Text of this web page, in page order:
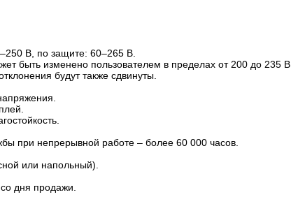
В, по защите: 60–265 В.
быть изменено пользователем в пределах от 200 до 235 В.
будут также сдвинуты.
при непрерывной работе – более 60 000 часов.
или напольный).
дня продажи.